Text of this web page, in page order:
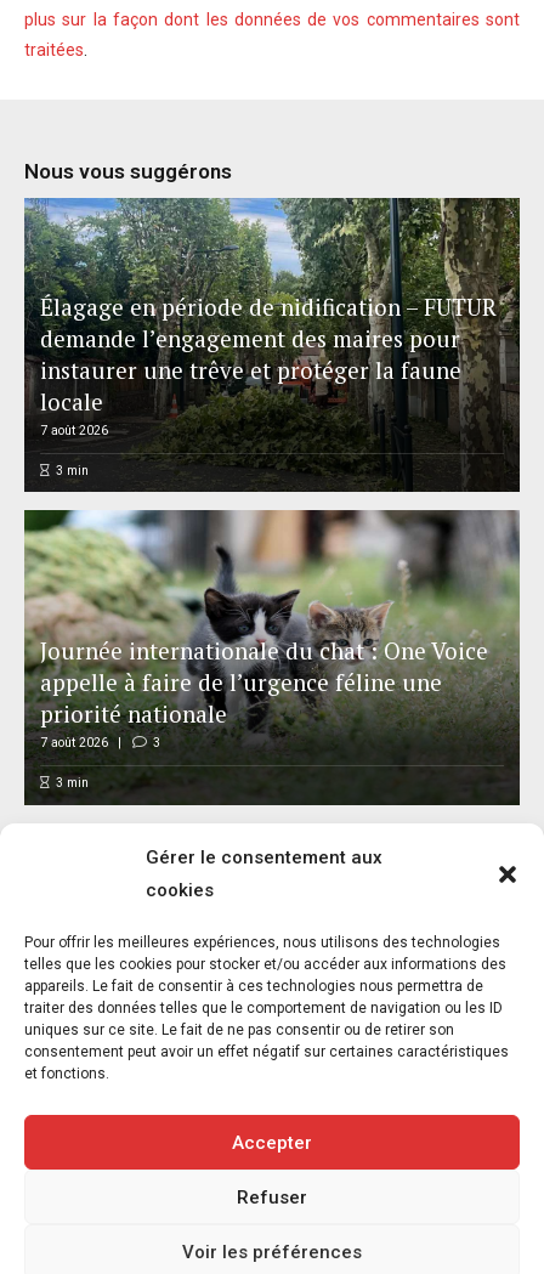
Gérer le consentement aux
cookies
Pour offrir les meilleures expériences, nous utilisons des technologies
telles que les cookies pour stocker et/ou accéder aux informations des
appareils. Le fait de consentir à ces technologies nous permettra de
traiter des données telles que le comportement de navigation ou les ID
uniques sur ce site. Le fait de ne pas consentir ou de retirer son
consentement peut avoir un effet négatif sur certaines caractéristiques
et fonctions.
Accepter
Refuser
Voir les préférences
plus sur la façon dont les données de vos commentaires sont
traitées
Nous vous suggérons
Élagage en période de nidification – FUTUR
demande l’engagement des maires pour
instaurer une trêve et protéger la faune
locale
7 août 2026
3 min
Journée internationale du chat : One Voice
appelle à faire de l’urgence féline une
priorité nationale
7 août 2026 3
3 min
L’association FUTUR dénonce le recours à
des « tirs sanitaires » sur des animaux
sauvages déjà victimes de l’incendie
d’Achères-la-Forêt
7 août 2026 5